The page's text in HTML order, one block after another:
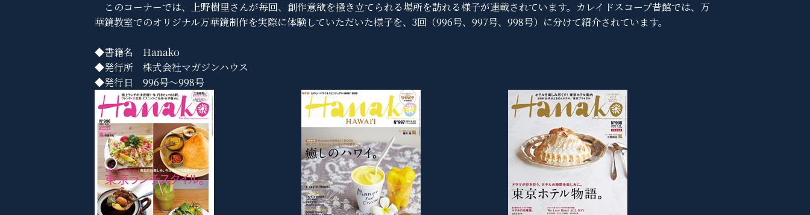
このコーナーでは、上野樹里さんが毎回、創作意欲を掻き立てられる場所を訪れる様子が連載されています。カレイドスコープ昔館では、万
華鏡教室でのオリジナル万華鏡制作を実際に体験していただいた様子を、3回（996号、997号、998号）に分けて紹介されています。
◆書籍名 Hanako
◆発行所 株式会社マガジンハウス
◆発行日 996号～998号